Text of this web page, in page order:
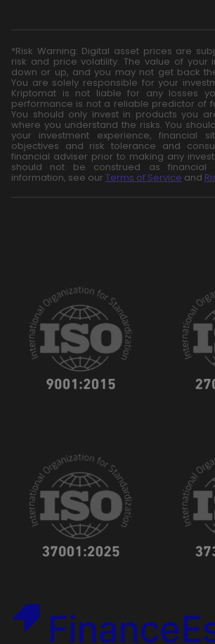
*Risk Warning: Digital asset prices are
risk and price volatility. The value of your
down or up, and you may not get back
You are solely responsible for your
Kriptomat is not liable for any losses
performance is not a reliable predictor of
You should only invest in products you
where you understand the risks. You
your investment experience, financial
objectives and risk tolerance and
financial adviser prior to making any
should not be construed as financial
information, see our Terms of Service and